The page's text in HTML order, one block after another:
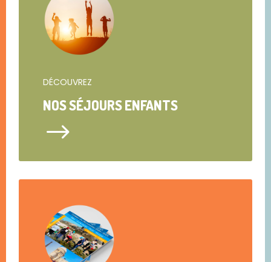
DÉCOUVREZ
NOS SÉJOURS ENFANTS
$